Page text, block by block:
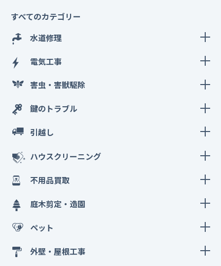
すべてのカテゴリー
水道修理
電気工事
害虫・害獣駆除
鍵のトラブル
引越し
ハウスクリーニング
不用品買取
庭木剪定・造園
ペット
外壁・屋根工事